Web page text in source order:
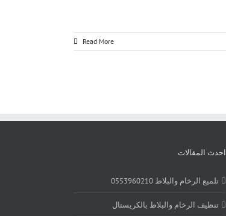
Read More
احدث المقالات
تلميع الرخام والبلاط 0553960210
تنظيف الرخام والبلاط بالكريستال